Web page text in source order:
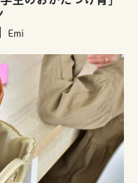
Emi